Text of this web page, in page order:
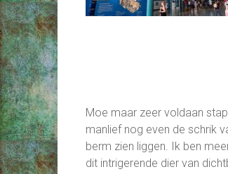
Moe maar zeer voldaan
manlief nog even de schrik
berm zien liggen. Ik ben
dit intrigerende dier van